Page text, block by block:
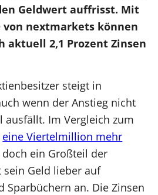
Geldwert auffrisst. Mit
von nextmarkets können
aktuell 2,1 Prozent Zinsen
steigt in
wenn der Anstieg nicht
ausfällt. Im Vergleich zum
eine Viertelmillion mehr
doch ein Großteil der
sein Geld lieber auf
Sparbüchern an. Die Zinsen